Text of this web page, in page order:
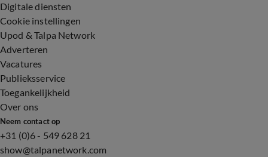
Digitale diensten
Cookie instellingen
Upod & Talpa Network
Adverteren
Vacatures
Publieksservice
Toegankelijkheid
Over ons
Neem contact op
+31 (0)6 - 549 628 21
show@talpanetwork.com